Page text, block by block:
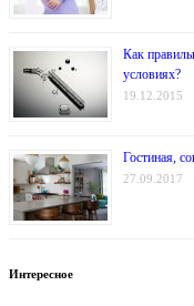
Как
условиях?
19.12.2015
Гостиная,
27.09.2017
Интересное